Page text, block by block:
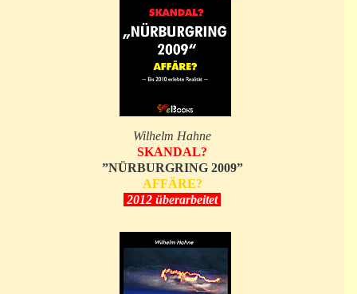
Wilhelm Hahne
SKANDAL?
”NÜRBURGRING 2009”
AFFÄRE?
2012 überarbeitet